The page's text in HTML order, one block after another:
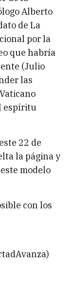
Alberto
de La
por la
que habría
(Julio
las
espíritu
22 de
la página y
modelo
con los